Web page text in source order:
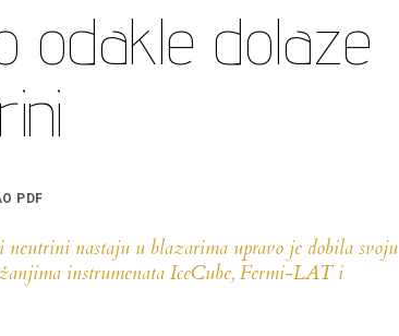
odakle dolaze
nastaju u blazarima upravo je dobila svoju
instrumenata IceCube, Fermi-LAT i